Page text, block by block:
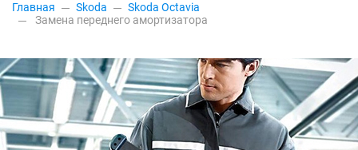
Главная Skoda
Skoda Octavia
Замена переднего амортизатора